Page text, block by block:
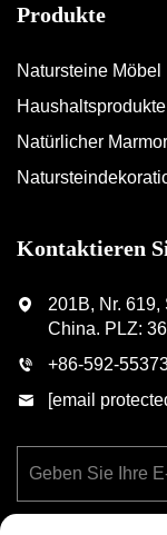
Produkte
Natursteine Möbel
Natürlicher
Kontaktieren
201B, Nr.
China. PLZ:
+86-592-
[email